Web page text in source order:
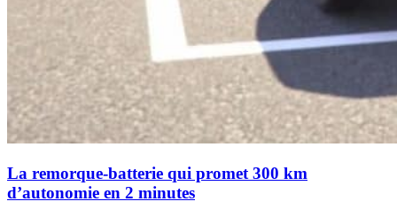
La remorque-batterie qui promet 300 km
d’autonomie en 2 minutes